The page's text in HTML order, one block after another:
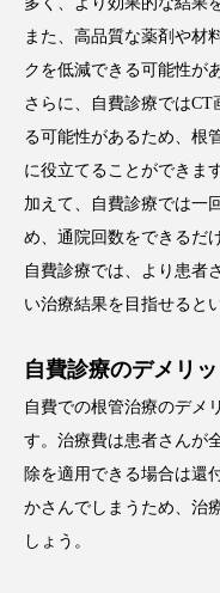
また、高品質な薬剤や材
クを低減できる可能性が
さらに、自費診療ではCT
る可能性があるため、根
に役立てることができます
加えて、自費診療では一
め、通院回数をできるだ
自費診療では、より患者
い治療結果を目指せると
自費診療のデメリッ
自費での根管治療のデメ
す。治療費は患者さんが
除を適用できる場合は還
かさんでしまうため、治
しょう。